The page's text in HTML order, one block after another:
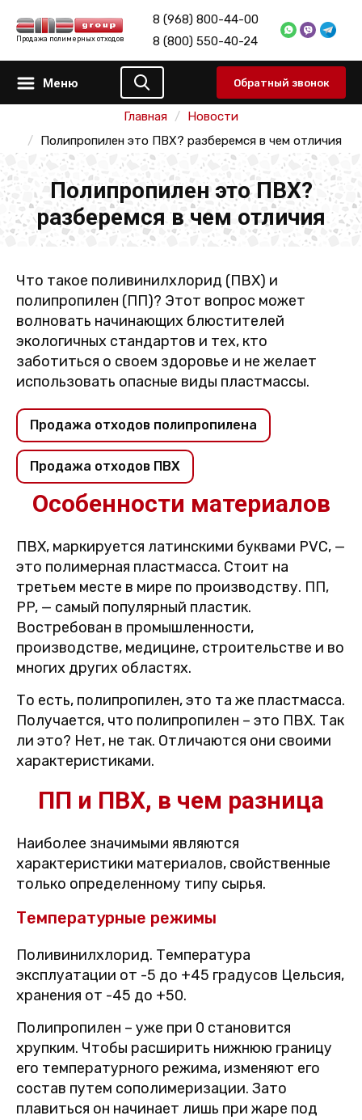
Продажа полимерных отходов
8 (968) 800-44-00
8 (800) 550-40-24
Меню Обратный звонок
Главная
Новости
Полипропилен это ПВХ? разберемся в чем отличия
Полипропилен это ПВХ?
разберемся в чем отличия
Что такое поливинилхлорид (ПВХ) и
полипропилен (ПП)? Этот вопрос может
волновать начинающих блюстителей
экологичных стандартов и тех, кто
заботиться о своем здоровье и не желает
использовать опасные виды пластмассы.
Продажа отходов полипропилена
Продажа отходов ПВХ
Особенности материалов
ПВХ, маркируется латинскими буквами PVC, —
это полимерная пластмасса. Стоит на
третьем месте в мире по производству. ПП,
PP, — самый популярный пластик.
Востребован в промышленности,
производстве, медицине, строительстве и во
многих других областях.
То есть, полипропилен, это та же пластмасса.
Получается, что полипропилен – это ПВХ. Так
ли это? Нет, не так. Отличаются они своими
характеристиками.
ПП и ПВХ, в чем разница
Наиболее значимыми являются
характеристики материалов, свойственные
только определенному типу сырья.
Температурные режимы
Поливинилхлорид. Температура
эксплуатации от -5 до +45 градусов Цельсия,
хранения от -45 до +50.
Полипропилен – уже при 0 становится
хрупким. Чтобы расширить нижнюю границу
его температурного режима, изменяют его
состав путем сополимеризации. Зато
плавиться он начинает лишь при жаре под